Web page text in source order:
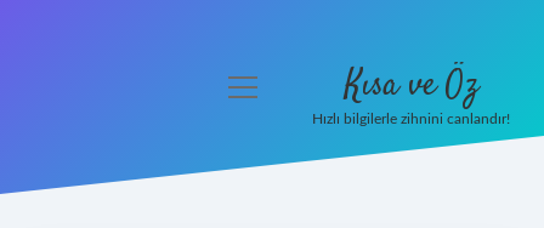
menüyü
Kısa ve Öz
Hızlı bilgilerle zihnini canlandır!